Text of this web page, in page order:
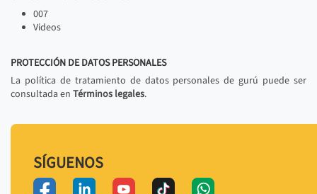
007
Videos
PROTECCIÓN DE DATOS PERSONALES
La política de tratamiento de datos personales de gurú puede ser
consultada en Términos legales.
SÍGUENOS